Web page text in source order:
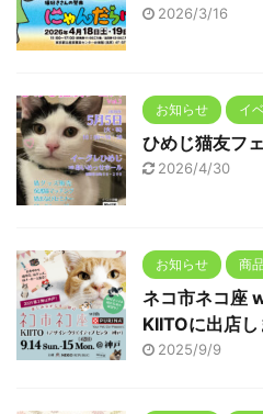
2026/3/16
お知らせ イ
ひめじ猫友フ
2026/4/30
お知らせ 商品
ネコ市ネコ座
KIITOに出店し
2025/9/9